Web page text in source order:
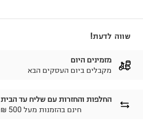
שווה לדעת!
מזמינים היום
מקבלים ביום העסקים הבא
החלפות והחזרות עם שליח עד הבית
₪ חינם בהזמנות מעל 500